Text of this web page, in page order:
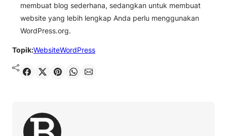
membuat blog sederhana, sedangkan untuk membuat
website yang lebih lengkap Anda perlu menggunakan
WordPress.org.
Topik:WebsiteWordPress
Shared Share on X Pin It Send on WhatsApp Send on Email